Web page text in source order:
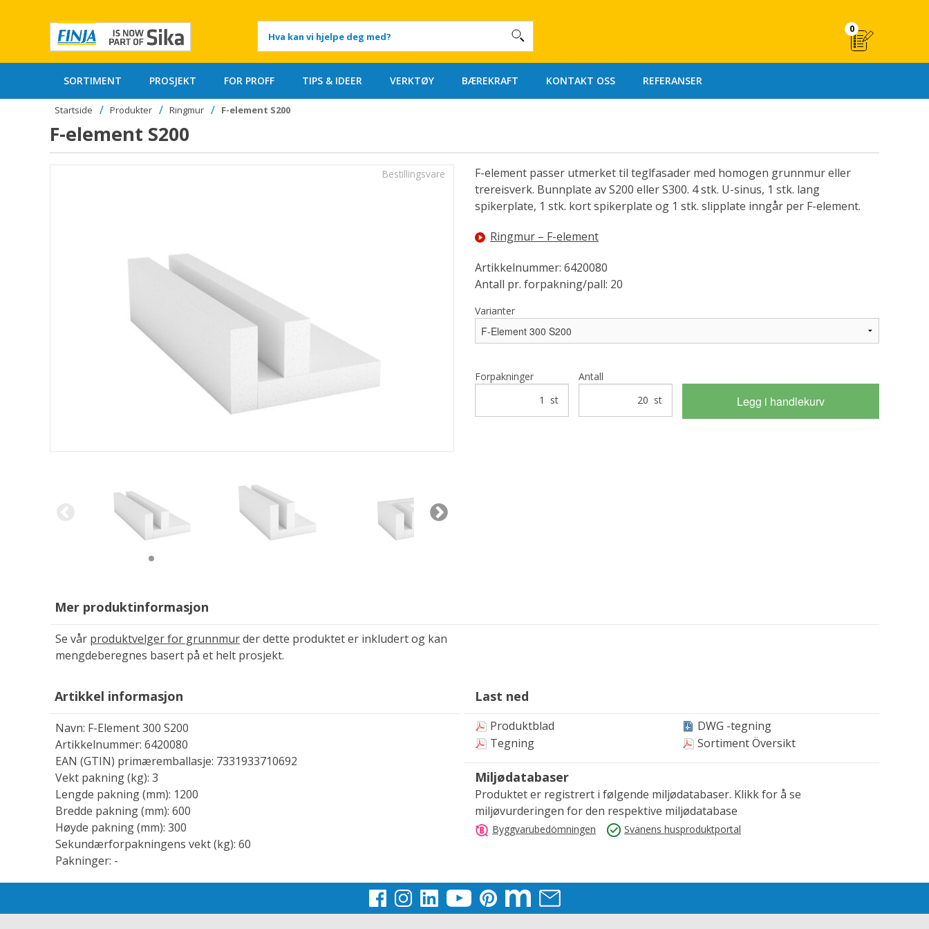
innehÃ¥llet
kan
deg
med?
0
Produktet
er
lagt
til
i
SORTIMENT PROSJEKT FOR PROFF TIPS & IDEER VERKTØY BÆREKRAFT KONTAKT OSS REFERANSER
Startside Produkter Ringmur F-element S200
F-element S200
Bestillingsvare
F-element passer utmerket til teglfasader med homogen grunnmur eller
trereisverk. Bunnplate av S200 eller S300. 4 stk. U-sinus, 1 stk. lang
spikerplate, 1 stk. kort spikerplate og 1 stk. slipplate inngår per F-element.
Ringmur – F-element
Artikkelnummer: 6420080
Antall pr. forpakning/pall: 20
Varianter
Forpakninger
st
Antall
st
Legg i handlekurv
Mer produktinformasjon
Se vår produktvelger for grunnmurder dette produktet er inkludert og kan
mengdeberegnes basert på et helt prosjekt.
Artikkel informasjon
Navn: F-Element 300 S200
Artikkelnummer: 6420080
EAN (GTIN) primæremballasje: 7331933710692
Vekt pakning (kg): 3
Lengde pakning (mm): 1200
Bredde pakning (mm): 600
Høyde pakning (mm): 300
Sekundærforpakningens vekt (kg): 60
Pakninger: -
Last ned
Produktblad
DWG -tegning
Tegning
Sortiment Översikt
Miljødatabaser
Produktet er registrert i følgende miljødatabaser. Klikk for å se
miljøvurderingen for den respektive miljødatabase
Byggvarubedömningen Svanens husproduktportal